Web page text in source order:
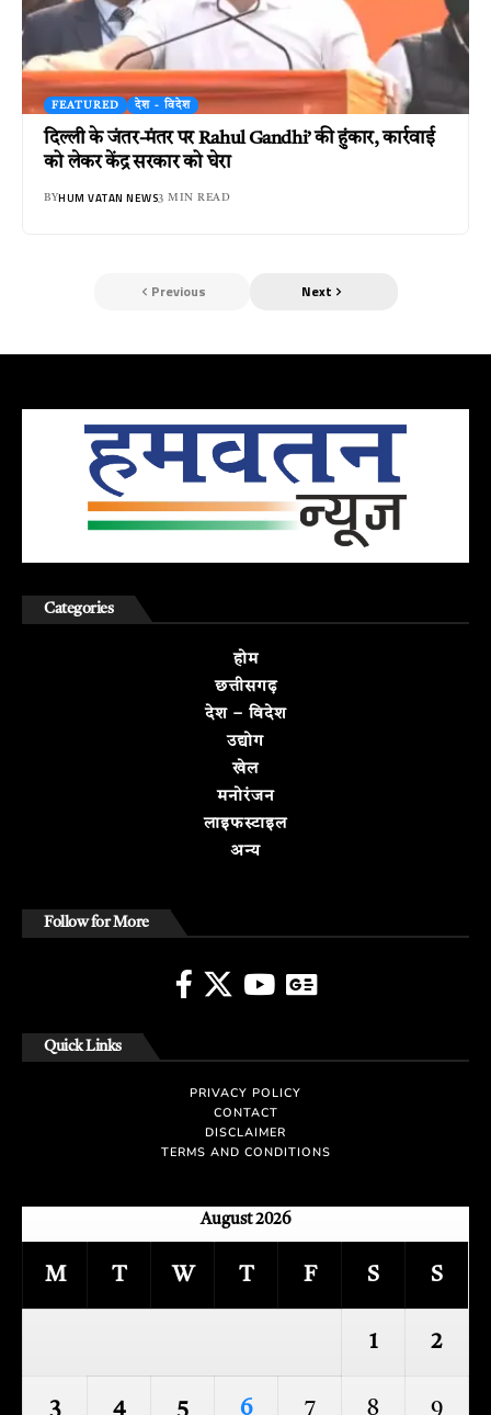
FEATURED देश - विदेश
दिल्ली के जंतर-मंतर पर Rahul Gandhi’ की हुंकार, कार्रवाई
को लेकर केंद्र सरकार को घेरा
BYHUM VATAN NEWS3 MIN READ
Previous Next
Categories
होम
छत्तीसगढ़
देश – विदेश
उद्योग
खेल
मनोरंजन
लाइफस्टाइल
अन्य
Follow for More
Quick Links
PRIVACY POLICY
CONTACT
DISCLAIMER
TERMS AND CONDITIONS
August 2026
M T W T F S S
1 2
3 4 5 6 7 8 9